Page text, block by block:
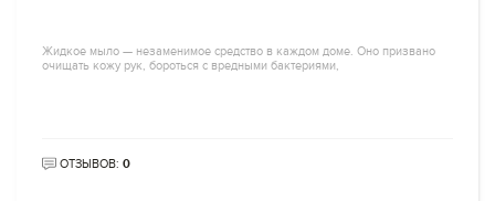
Жидкое мыло — незаменимое средство в каждом доме. Оно призвано
очищать кожу рук, бороться с вредными бактериями,
ОТЗЫВОВ: 0